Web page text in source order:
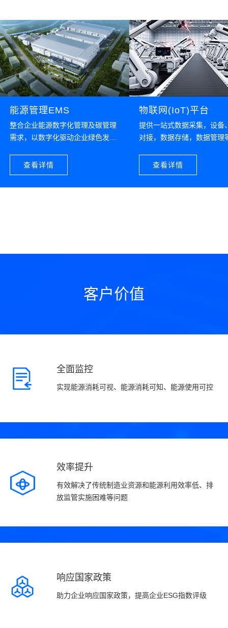
能源管理EMS
整合企业能源数字化管理及碳管理
需求，以数字化驱动企业绿色发展
查看详情
物联网(IoT)平台
提供一站式数据采集，设备
对接，数据存储，数据管理
查看详情
客户价值
全面监控
实现能源消耗可视、能源消耗可知、能源使用可控
效率提升
有效解决了传统制造业资源和能源利用效率低、排
放监管实施困难等问题
响应国家政策
助力企业响应国家政策，提高企业ESG指数评级